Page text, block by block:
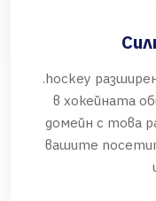
.hockey
в хокейната
домейн с това
вашите